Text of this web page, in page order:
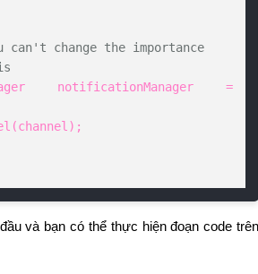
change the importance
và bạn có thể thực hiện đoạn code trên